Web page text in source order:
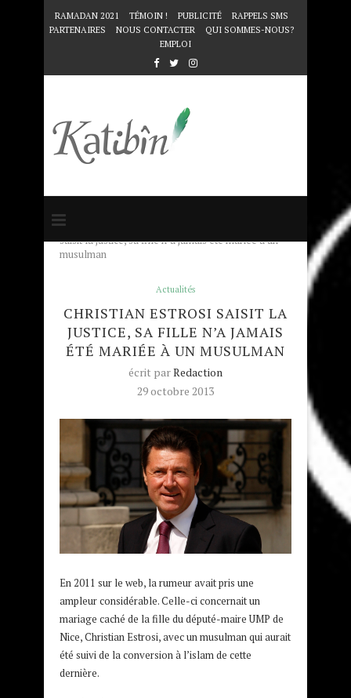
RAMADAN 2021 TÉMOIN ! PUBLICITÉ
RAPPELS SMS
PARTENAIRES
NOUS CONTACTER
QUI SOMMES-NOUS?
EMPLOI
Accueil
saisit la justice, sa fille n’a jamais été mariée à un
musulman
Actualités
CHRISTIAN ESTROSI SAISIT LA
JUSTICE, SA FILLE N’A JAMAIS
ÉTÉ MARIÉE À UN MUSULMAN
écrit parRedaction
29 octobre 2013
En 2011 sur le web, la rumeur avait pris une
ampleur considérable. Celle-ci concernait un
mariage caché de la fille du député-maire UMP de
Nice, Christian Estrosi, avec un musulman qui aurait
été suivi de la conversion à l’islam de cette
dernière.